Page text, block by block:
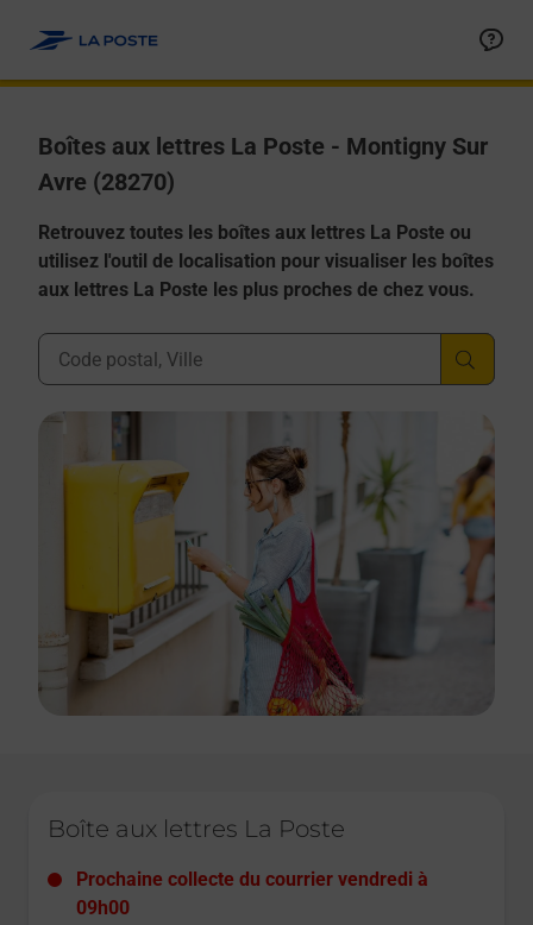
Boîtes aux lettres La Poste - Montigny Sur
Avre (28270)
Retrouvez toutes les boîtes aux lettres La Poste ou
utilisez l'outil de localisation pour visualiser les boîtes
aux lettres La Poste les plus proches de chez vous.
Ville, Département, Code Postal
Boîte aux lettres La Poste
Prochaine collecte du courrier vendredi à
09h00